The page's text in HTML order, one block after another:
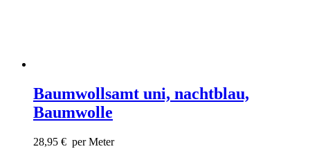
Baumwollsamt uni, nachtblau,
Baumwolle
28,95 € per Meter